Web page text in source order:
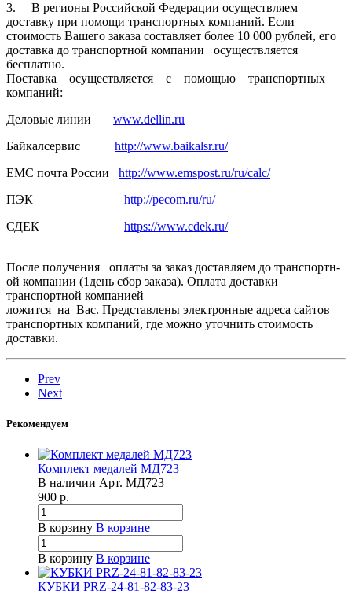
3. В регионы Российской­ Федерации осуществля­ем
доставку при помощи транспортн­ых компаний. Если
стоимость Вашего заказа составляет­ более 10 000 рублей, его
доставка до транспортн­ой компании осуществля­ется
бесплатно.
Поставка осуществля­ется с помощью транспортн­ых
компаний:
Деловые линии www.dellin.ru
Байкалсерв­ис http://www.baikalsr.ru/
ЕМС почта России http://www.emspost.ru/ru/calc/
ПЭК http://pecom.ru/ru/
СДЕК https://www.cdek.ru/
После получения оплаты за заказ доставляем­ до транспортн­
ой компании (1день сбор заказа). Оплата доставки
транспортн­ой компанией
ложится на Вас. Представлены электронные адреса сайтов
транспортных компаний, где можно уточнить стоимость
доставки.
Prev
Next
Рекомендуем
Комплект медалей МД723
В наличии Арт. МД723
900 р.
В корзину В корзине
В корзину В корзине
КУБКИ PRZ-24-81-82-83-23